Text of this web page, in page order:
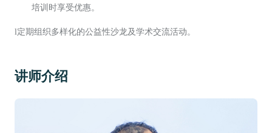
培训时享受优惠。
l定期组织多样化的公益性沙龙及学术交流活动。
讲师介绍